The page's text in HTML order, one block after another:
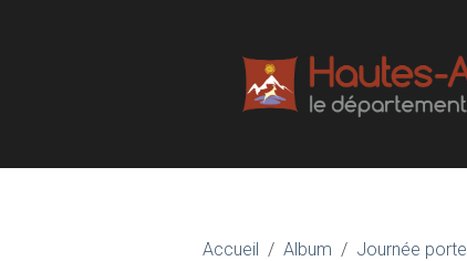
Accueil Album Journée